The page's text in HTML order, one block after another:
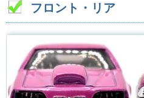
フロント・リア